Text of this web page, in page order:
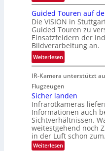
i
k
i
s
c
h
e
n
4
K
-
M
e
m
s
u
n
d
z
t
e
M
ö
g
l
i
c
h
k
e
i
t
R
ü
c
k
k
e
h
d
e
r
i
n
V
I
S
Guided Touren auf
Die VISION in
Guided Touren zu
Einsatzfeldern der
Bildverarbeitung an.
Weiterlesen:
G
u
i
d
e
d
T
o
u
IR-Kamera unterstützt
Flugzeugen
Sicher landen
Infrarotkameras
Informationen auch
Sichtverhältnissen.
weitestgehend noch
in der Luft schon
Weiterlesen: